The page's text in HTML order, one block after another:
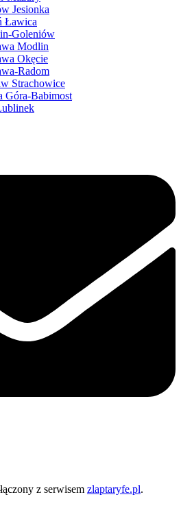
Jesionka
Ławica
Goleniów
Modlin
Okęcie
Radom
Strachowice
Góra-Babimost
z serwisem zlaptaryfe.pl.